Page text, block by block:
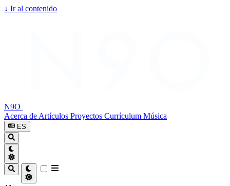
↓ Ir al contenido
N9O
Acerca de Artículos Proyectos Currículum Música
ES